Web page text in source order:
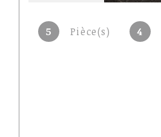
5 Pièce(s) 4